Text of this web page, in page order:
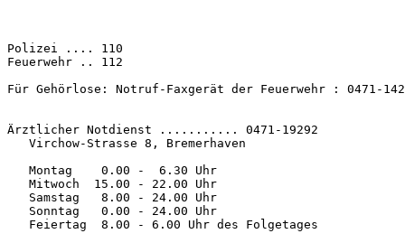
Polizei .... 110
Feuerwehr .. 112
Für Gehörlose: Notruf-Faxgerät der Feuerwehr : 0471-
Ärztlicher Notdienst ........... 0471-19292
   Virchow-Strasse 8, Bremerhaven
   Montag    0.00 -  6.30 Uhr
   Mitwoch  15.00 - 22.00 Uhr
   Samstag   8.00 - 24.00 Uhr
   Sonntag   0.00 - 24.00 Uhr
   Feiertag  8.00 - 6.00 Uhr des Folgetages